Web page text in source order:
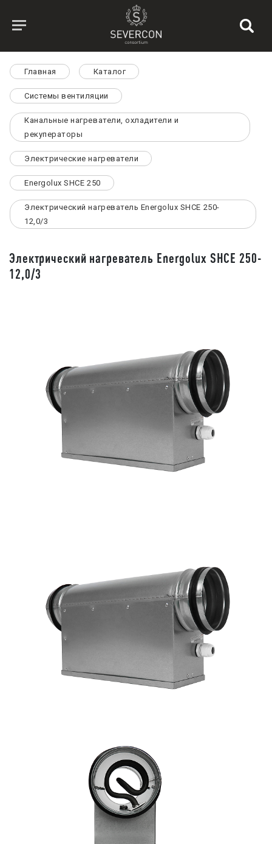
Главная Каталог
Системы вентиляции
Канальные нагреватели, охладители и
рекуператоры
Электрические нагреватели
Energolux SHCE 250
Электрический нагреватель Energolux SHCE 250-
12,0/3
Электрический нагреватель Energolux SHCE 250-
12,0/3